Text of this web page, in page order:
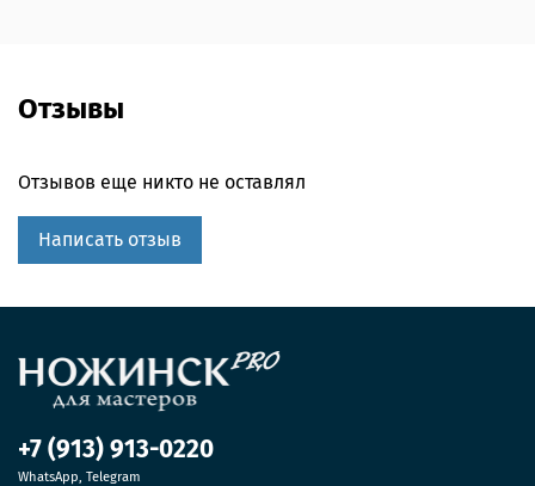
Отзывы
Отзывов еще никто не оставлял
Написать отзыв
+7 (913) 913-0220
WhatsApp, Telegram